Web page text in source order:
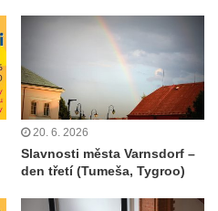
20. 6. 2026
Slavnosti města Varnsdorf –
den třetí (Tumeša, Tygroo)